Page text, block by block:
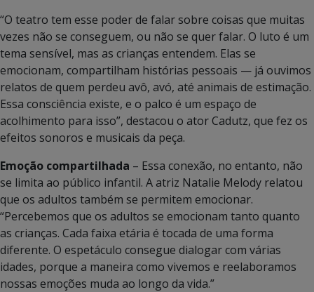
“O teatro tem esse poder de falar sobre coisas que muitas
vezes não se conseguem, ou não se quer falar. O luto é um
tema sensível, mas as crianças entendem. Elas se
emocionam, compartilham histórias pessoais — já ouvimos
relatos de quem perdeu avô, avó, até animais de estimação.
Essa consciência existe, e o palco é um espaço de
acolhimento para isso”, destacou o ator Cadutz, que fez os
efeitos sonoros e musicais da peça.
Emoção compartilhada – Essa conexão, no entanto, não
se limita ao público infantil. A atriz Natalie Melody relatou
que os adultos também se permitem emocionar.
“Percebemos que os adultos se emocionam tanto quanto
as crianças. Cada faixa etária é tocada de uma forma
diferente. O espetáculo consegue dialogar com várias
idades, porque a maneira como vivemos e reelaboramos
nossas emoções muda ao longo da vida.”